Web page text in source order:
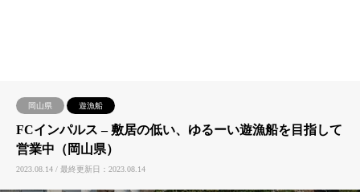
岡山県 遊漁船
FCインパルス – 敷居の低い、ゆるーい遊漁船を目指して
営業中（岡山県）
2023.08.14 / 最終更新日：2023.08.14